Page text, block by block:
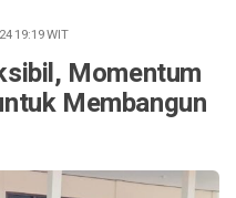
19:19WIT
Momentum
Membangun